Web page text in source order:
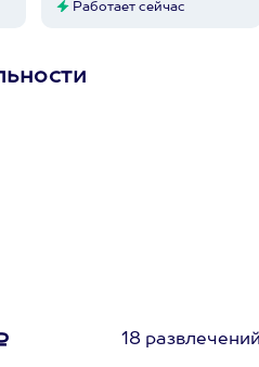
Работает сейчас
18